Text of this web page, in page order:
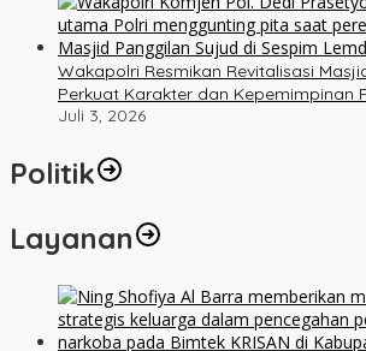
Wakapolri Resmikan Revitalisasi
Perkuat Karakter dan Kepemimpinan
Juli 3, 2026
Politik
Layanan